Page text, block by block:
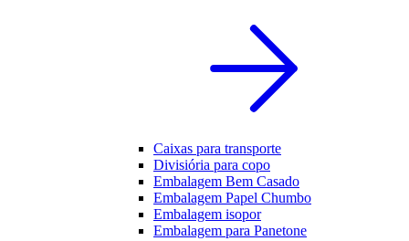
Caixas para transporte
Divisiória para copo
Embalagem Bem Casado
Embalagem Papel Chumbo
Embalagem isopor
Embalagem para Panetone